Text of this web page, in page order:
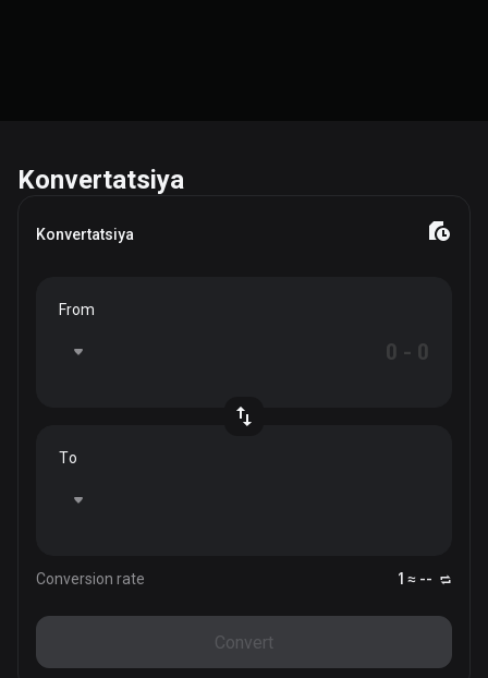
Konvertatsiya
Konvertatsiya
From
To
Conversion rate 1 ≈ --
Convert